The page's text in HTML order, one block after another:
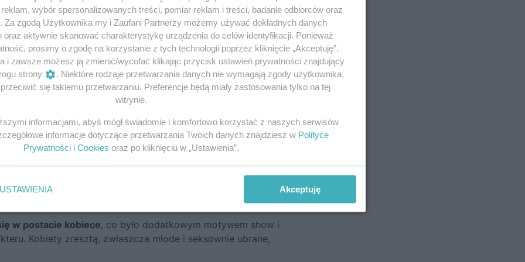
radiowych.
– na cześć swojego mistrza Jacka Benny’ego,
Sytuacja Hill’a diametralnie uległa zmianie w 1955
autorski program aktora „The Benny Hill Show”.Z odcinka na
szybko zrozumieli, że mają do czynienia z czymś
rodzaj komedii slapstick, w której to postacie są
miewają różne niebezpieczne przygody. Wplótł w to
pantomimy i satyry. Dodatkowym ogniwem były
pod charakterystyczną melodię „Yakety Sax” autorstwa
w postacie kobiece, co było dodatkowym motywem show i
Kobiety zresztą, zwłaszcza młode i seksownie ubrane,
wybór spersonalizowanych treści, pomiar reklam i treści, badanie odbiorców oraz
Za zgodą Użytkownika my i Zaufani Partnerzy możemy używać dokładnych danych
oraz aktywnie skanować charakterystykę urządzenia do celów identyfikacji. Ponieważ
prosimy o zgodę na korzystanie z tych technologii poprzez kliknięcie „Akceptuję”.
i zawsze możesz ją zmienić/wycofać klikając przycisk ustawień prywatności znajdujący
strony
. Niektóre rodzaje przetwarzania danych nie wymagają zgody użytkownika,
się takiemu przetwarzaniu. Preferencje będą miały zastosowania tylko na tej
witrynie.
informacjami, abyś mógł świadomie i komfortowo korzystać z naszych serwisów
informacje dotyczące przetwarzania Twoich danych znajdziesz w Polityce
Prywatności i Cookies oraz po kliknięciu w „Ustawienia”.
USTAWIENIA Akceptuję